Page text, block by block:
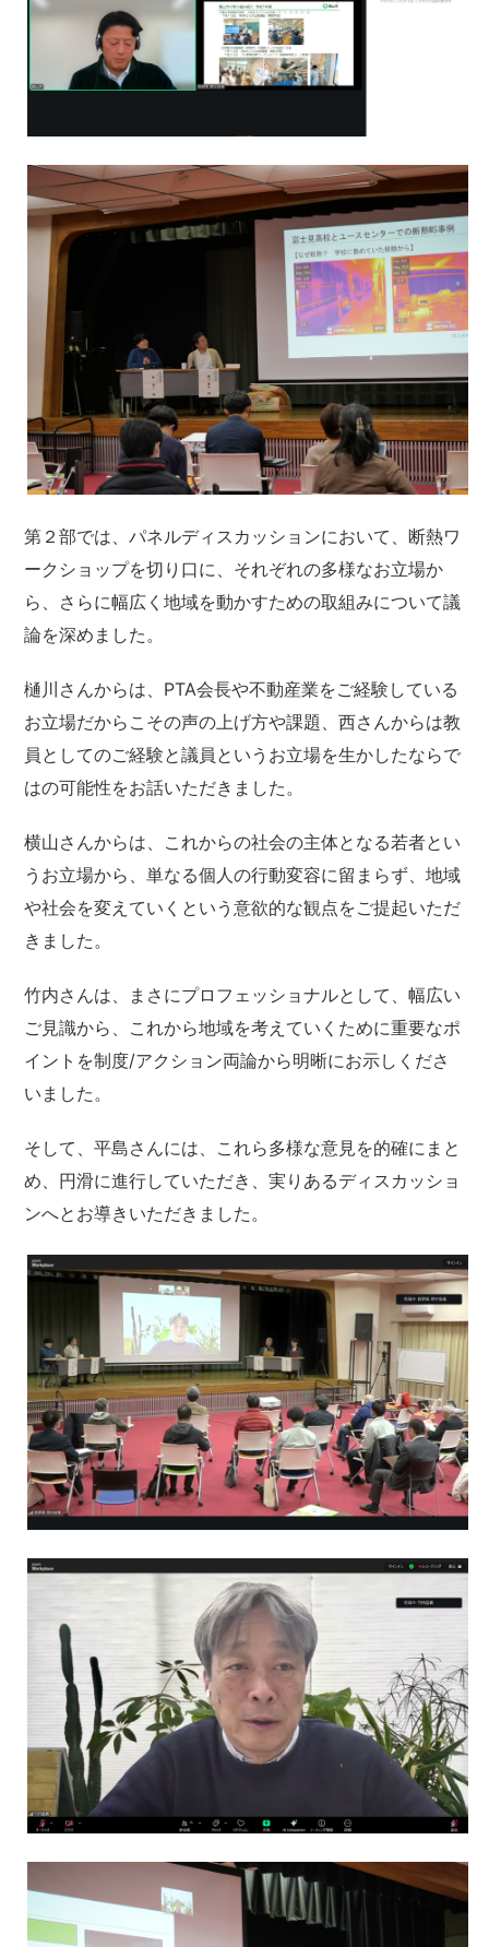
第２部では、パネルディスカッションにおいて、断熱ワ
ークショップを切り口に、それぞれの多様なお立場か
ら、さらに幅広く地域を動かすための取組みについて議
論を深めました。
樋川さんからは、PTA会長や不動産業をご経験している
お立場だからこその声の上げ方や課題、西さんからは教
員としてのご経験と議員というお立場を生かしたならで
はの可能性をお話いただきました。
横山さんからは、これからの社会の主体となる若者とい
うお立場から、単なる個人の行動変容に留まらず、地域
や社会を変えていくという意欲的な観点をご提起いただ
きました。
竹内さんは、まさにプロフェッショナルとして、幅広い
ご見識から、これから地域を考えていくために重要なポ
イントを制度/アクション両論から明晰にお示しくださ
いました。
そして、平島さんには、これら多様な意見を的確にまと
め、円滑に進行していただき、実りあるディスカッショ
ンへとお導きいただきました。